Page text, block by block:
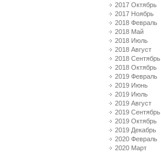
2017 Октябрь
2017 Ноябрь
2018 Февраль
2018 Май
2018 Июль
2018 Август
2018 Сентябрь
2018 Октябрь
2019 Февраль
2019 Июнь
2019 Июль
2019 Август
2019 Сентябрь
2019 Октябрь
2019 Декабрь
2020 Февраль
2020 Март